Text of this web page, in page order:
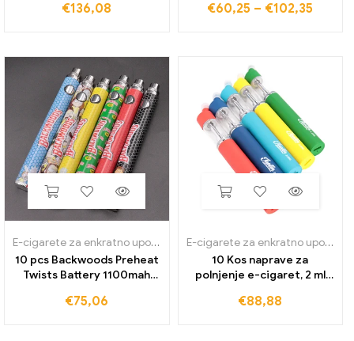
navojni zaslon pretisni
polnilec
€136,08
Starter Kit 1,0 ml vapes
€60,25 – €102,35
E-cigarete za enkratno uporabo
10 pcs Backwoods Preheat
Twists Battery 1100mah
Voltage Battery Vape pero
€75,06
E-cigarete za enkratno uporabo
10 Kos naprave za
polnjenje e-cigaret, 2 ml
oljna kartuša, 650 mAh
€88,88